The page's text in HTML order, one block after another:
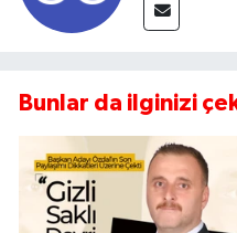
Bunlar da ilginizi